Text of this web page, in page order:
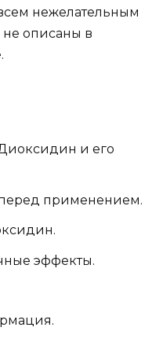
нежелательным
описаны в
и его
применением.
эффекты.